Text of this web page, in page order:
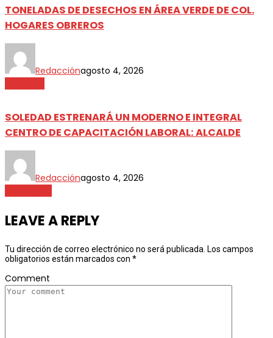
TONELADAS DE DESECHOS EN ÁREA VERDE DE COL.
HOGARES OBREROS
Redacciónagosto 4, 2026
SOLEDAD ESTRENARÁ UN MODERNO E INTEGRAL
CENTRO DE CAPACITACIÓN LABORAL: ALCALDE
Redacciónagosto 4, 2026
LEAVE A REPLY
Tu dirección de correo electrónico no será publicada. Los campos
obligatorios están marcados con *
Comment